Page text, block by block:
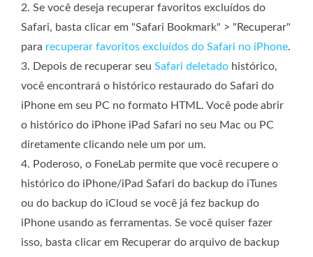
2. Se você deseja recuperar favoritos excluídos do
Safari, basta clicar em "Safari Bookmark" > "Recuperar"
para recuperar favoritos excluídos do Safari no iPhone.
3. Depois de recuperar seu Safari deletado histórico,
você encontrará o histórico restaurado do Safari do
iPhone em seu PC no formato HTML. Você pode abrir
o histórico do iPhone iPad Safari no seu Mac ou PC
diretamente clicando nele um por um.
4. Poderoso, o FoneLab permite que você recupere o
histórico do iPhone/iPad Safari do backup do iTunes
ou do backup do iCloud se você já fez backup do
iPhone usando as ferramentas. Se você quiser fazer
isso, basta clicar em Recuperar do arquivo de backup